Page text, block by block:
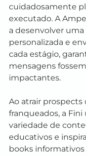
cuidadosamente
executado. A
a desenvolver
personalizada e
cada estágio,
mensagens
impactantes.
Ao atrair prospects
franqueados, a
variedade de
educativos e
books